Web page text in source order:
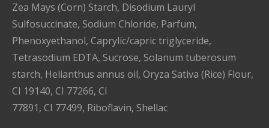
Zea Mays (Corn) Starch, Disodium Lauryl
Sulfosuccinate, Sodium Chloride, Parfum,
Phenoxyethanol, Caprylic/capric triglyceride,
Tetrasodium EDTA, Sucrose, Solanum tuberosum
starch, Helianthus annus oil, Oryza Sativa (Rice) Flour,
CI 19140, CI 77266, CI
77891, CI 77499, Riboflavin, Shellac